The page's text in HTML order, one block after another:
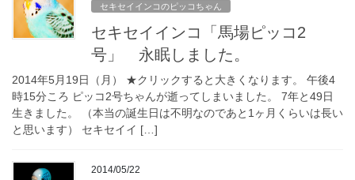
セキセイインコのピッコちゃん
セキセイインコ「馬場ピッコ2
号」 永眠しました。
2014年5月19日（月） ★クリックすると大きくなります。 午後4
時15分ころ ピッコ2号ちゃんが逝ってしまいました。 7年と49日
生きました。 （本当の誕生日は不明なのであと1ヶ月くらいは長い
と思います） セキセイイ […]
2014/05/22